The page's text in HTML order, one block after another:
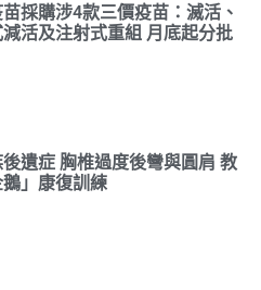
採購涉4款三價疫苗：滅活、
活及注射式重組 月底起分批
遺症 胸椎過度後彎與圓肩 教
」康復訓練